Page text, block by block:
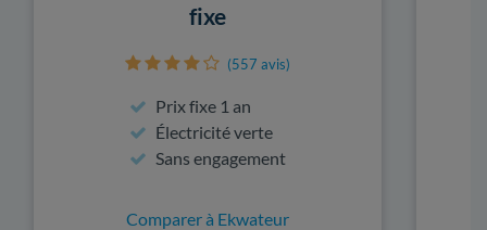
fixe
(557 avis)
Prix fixe 1 an
Électricité verte
Sans engagement
Comparer à Ekwateur